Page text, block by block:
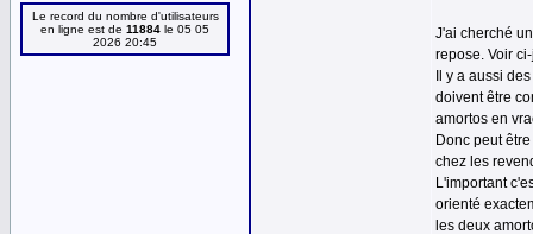
Le record du nombre d'utilisateurs
en ligne est de 11884 le 05 05
2026 20:45
J'ai cherché
repose. Voir
Il y a aussi
doivent être
amortos en
Donc peut
chez les
L'important
orienté
les deux